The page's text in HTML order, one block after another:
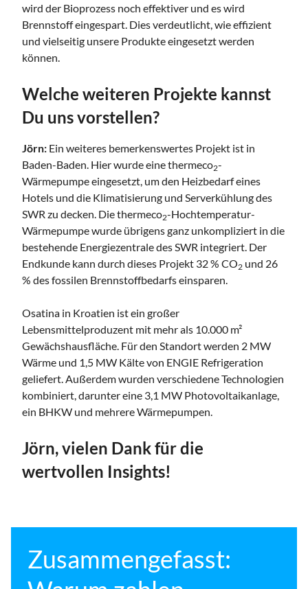
wird der Bioprozess noch effektiver und es wird
Brennstoff eingespart. Dies verdeutlicht, wie effizient
und vielseitig unsere Produkte eingesetzt werden
können.
Welche weiteren Projekte kannst
Du uns vorstellen?
Jörn: Ein weiteres bemerkenswertes Projekt ist in
Baden-Baden. Hier wurde eine thermeco2-
Wärmepumpe eingesetzt, um den Heizbedarf eines
Hotels und die Klimatisierung und Serverkühlung des
SWR zu decken. Die thermeco2-Hochtemperatur-
Wärmepumpe wurde übrigens ganz unkompliziert in die
bestehende Energiezentrale des SWR integriert. Der
Endkunde kann durch dieses Projekt 32 % CO2 und 26
% des fossilen Brennstoffbedarfs einsparen.
Osatina in Kroatien ist ein großer
Lebensmittelproduzent mit mehr als 10.000 m²
Gewächshausfläche. Für den Standort werden 2 MW
Wärme und 1,5 MW Kälte von ENGIE Refrigeration
geliefert. Außerdem wurden verschiedene Technologien
kombiniert, darunter eine 3,1 MW Photovoltaikanlage,
ein BHKW und mehrere Wärmepumpen.
Jörn, vielen Dank für die
wertvollen Insights!
Zusammengefasst: